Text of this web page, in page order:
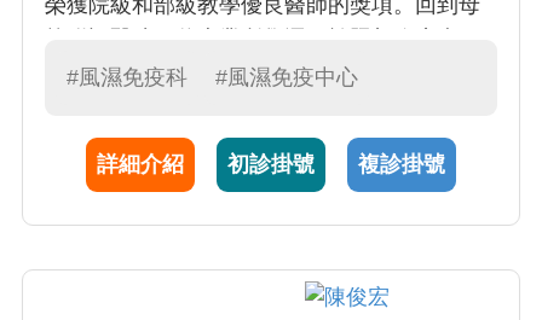
人，希冀病患皆能遠離病痛回歸正常生活，並
#風濕免疫科 #風濕免疫中心
詳細介紹 初診掛號 複診掛號